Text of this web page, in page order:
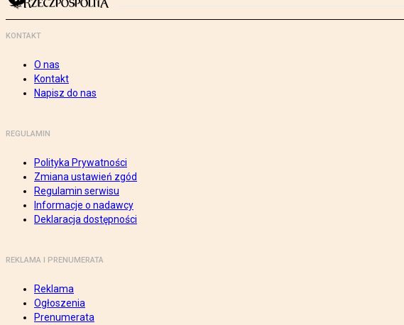
KONTAKT
O nas
Kontakt
Napisz do nas
REGULAMIN
Polityka Prywatności
Zmiana ustawień zgód
Regulamin serwisu
Informacje o nadawcy
Deklaracja dostępności
REKLAMA I PRENUMERATA
Reklama
Ogłoszenia
Prenumerata